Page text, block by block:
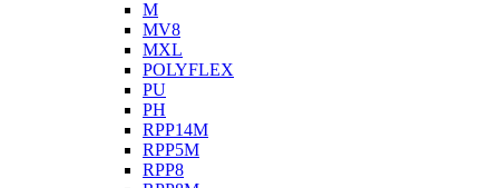
M
MV8
MXL
POLYFLEX
PU
PH
RPP14M
RPP5M
RPP8